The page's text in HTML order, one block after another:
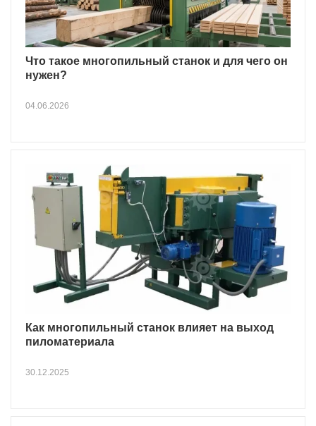
Что такое многопильный станок и для чего он
нужен?
04.06.2026
Как многопильный станок влияет на выход
пиломатериала
30.12.2025